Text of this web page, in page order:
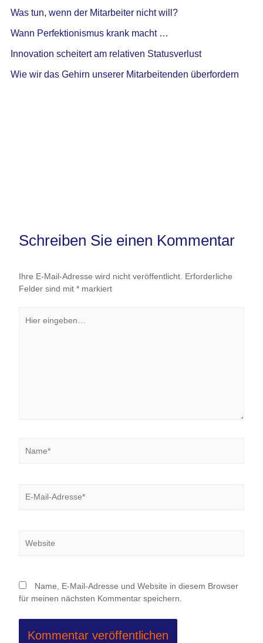
Was tun, wenn der Mitarbeiter nicht will?
Wann Perfektionismus krank macht …
Innovation scheitert am relativen Statusverlust
Wie wir das Gehirn unserer Mitarbeitenden überfordern
Schreiben Sie einen Kommentar
Ihre E-Mail-Adresse wird nicht veröffentlicht. Erforderliche
Felder sind mit *markiert
eingeben…
Mail-
Name, E-Mail-Adresse und Website in diesem Browser
für meinen nächsten Kommentar speichern.